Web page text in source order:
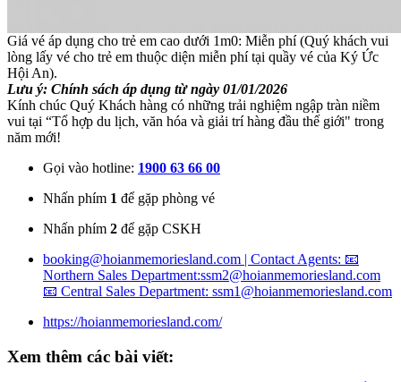
Giá vé áp dụng cho trẻ em cao dưới 1m0: Miễn phí (Quý khách vui
lòng lấy vé cho trẻ em thuộc diện miễn phí tại quầy vé của Ký Ức
Hội An).
Lưu ý: Chính sách áp dụng từ ngày 01/01/2026
Kính chúc Quý Khách hàng có những trải nghiệm ngập tràn niềm
vui tại “Tổ hợp du lịch, văn hóa và giải trí hàng đầu thế giới" trong
năm mới!
Gọi vào hotline: 1900 63 66 00
Nhấn phím 1 để gặp phòng vé
Nhấn phím 2 để gặp CSKH
booking@hoianmemoriesland.com | Contact Agents: 📧
Northern Sales Department:ssm2@hoianmemoriesland.com
📧 Central Sales Department: ssm1@hoianmemoriesland.com
https://hoianmemoriesland.com/
Xem thêm các bài viết: